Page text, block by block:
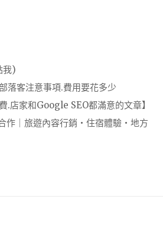
我)
落客注意事項.費用要花多少
.店家和Google SEO都滿意的文章】
作｜旅遊內容行銷・住宿體驗・地方